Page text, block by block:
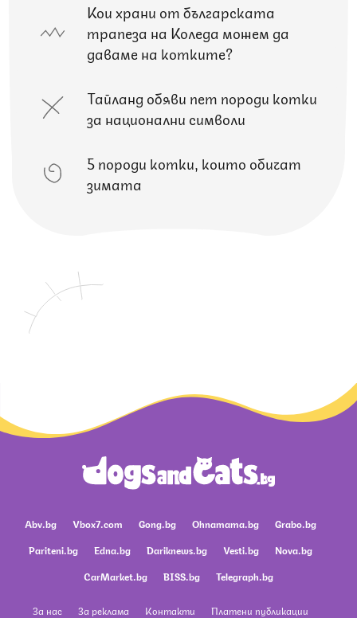
Кои храни от българската
трапеза на Коледа можем да
даваме на котките?
Тайланд обяви пет породи котки
за национални символи
5 породи котки, които обичат
зимата
Abv.bg Vbox7.com Gong.bg Ohnamama.bg
Grabo.bg
Pariteni.bg
Edna.bg Dariknews.bg Vesti.bg
Nova.bg
CarMarket.bg
BISS.bg Telegraph.bg
За нас За реклама Контакти Платени публикации